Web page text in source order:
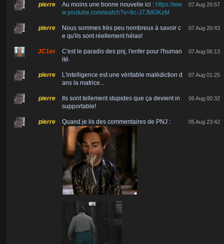
pierre Au moins une bonne nouvelle ici : https://ww
w.youtube.com/watch?v=8c-J7JMGKzM
07 Aug 20:57
pierre
Nous sommes très peu nombreux à savoir c
e qu'ils sont réellement hélas!
07 Aug 20:43
JC1er
C'est le paradis des pnj, l'enfer pour l'human
ité.
07 Aug 06:13
pierre
L'intelligence est une véritable malédiction d
ans la matrice...
07 Aug 01:25
pierre
Ils sont tellement stupides que ça devient in
supportable!
06 Aug 00:32
pierre Quand je lis des commentaires de PNJ : 05 Aug 23:42